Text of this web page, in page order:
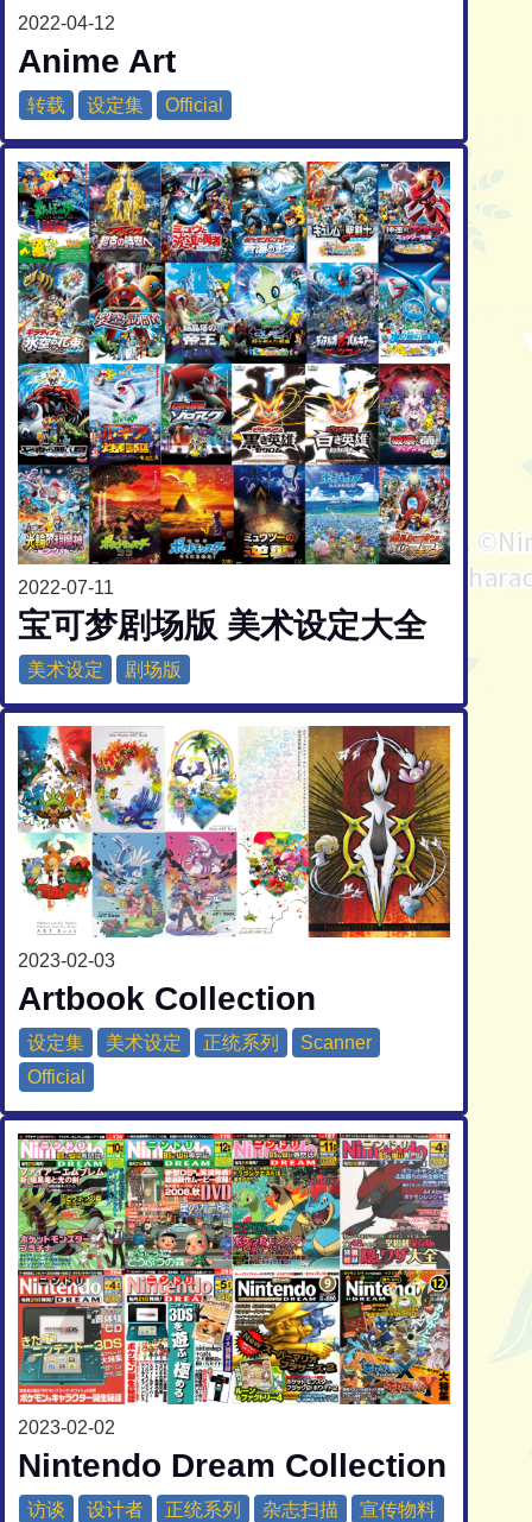
2022-04-12
Anime Art
转载 设定集 Official
2022-07-11
宝可梦剧场版 美术设定大全
美术设定 剧场版
2023-02-03
Artbook Collection
设定集 美术设定 正统系列
Scanner
Official
2023-02-02
Nintendo Dream Collection
访谈 设计者 正统系列 杂志扫描 宣传物料